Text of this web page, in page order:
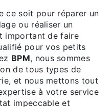
ou réaliser un
important de faire
pour vos petits
BPM, nous sommes
de tous types de
et nous mettons tout
à votre service
impeccable et